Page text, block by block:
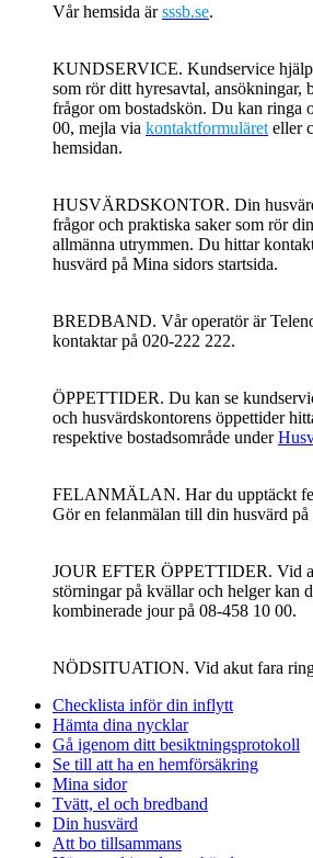
Vår hemsida ärsssb.se.
KUNDSERVICE. Kundservice
som rör ditt hyresavtal, ansökningar,
frågor om bostadskön. Du kan ringa
00, mejla via kontaktformuläret eller
hemsidan.
HUSVÄRDSKONTOR. Din
frågor och praktiska saker som rör
allmänna utrymmen. Du hittar
husvärd på Mina sidors startsida.
BREDBAND. Vår operatör är
kontaktar på 020-222 222.
ÖPPETTIDER. Du kan se
och husvärdskontorens öppettider
respektive bostadsområde under
FELANMÄLAN. Har du upptäckt
Gör en felanmälan till din husvärd
JOUR EFTER ÖPPETTIDER. Vid
störningar på kvällar och helger kan
kombinerade jour på 08-458 10 00.
NÖDSITUATION. Vid akut fara
Checklista inför din inflytt
Hämta dina nycklar
Gå igenom ditt besiktningsprotokoll
Se till att ha en hemförsäkring
Mina sidor
Tvätt, el och bredband
Din husvärd
Att bo tillsammans